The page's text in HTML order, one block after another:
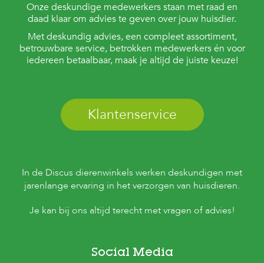
Onze deskundige medewerkers staan met raad en
daad klaar om advies te geven over jouw huisdier.
Met deskundig advies, een compleet assortiment,
betrouwbare service, betrokken medewerkers én voor
iedereen betaalbaar, maak je altijd de juiste keuze!
Klantenservice
In de Discus dierenwinkels werken deskundigen met
jarenlange ervaring in het verzorgen van huisdieren.
Je kan bij ons altijd terecht met vragen of advies!
Social Media